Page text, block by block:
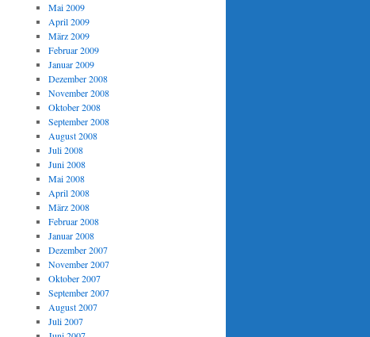
Mai 2009
April 2009
März 2009
Februar 2009
Januar 2009
Dezember 2008
November 2008
Oktober 2008
September 2008
August 2008
Juli 2008
Juni 2008
Mai 2008
April 2008
März 2008
Februar 2008
Januar 2008
Dezember 2007
November 2007
Oktober 2007
September 2007
August 2007
Juli 2007